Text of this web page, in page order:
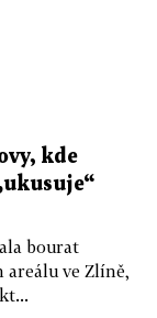
kde
bourat
areálu ve Zlíně,